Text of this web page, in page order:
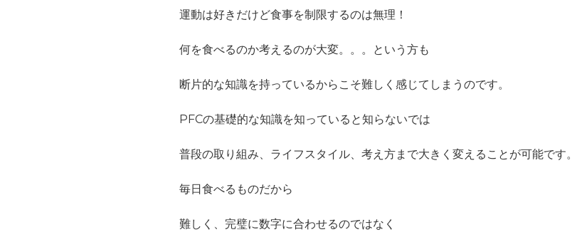
運動は好きだけど食事を制限するのは無理！
何を食べるのか考えるのが大変。。。という方も
断片的な知識を持っているからこそ難しく感じてしまうのです。
PFCの基礎的な知識を知っていると知らないでは
普段の取り組み、ライフスタイル、考え方まで大きく変えることが可能です。
毎日食べるものだから
難しく、完璧に数字に合わせるのではなく